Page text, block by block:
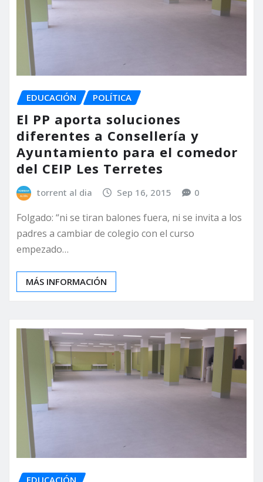
EDUCACIÓN POLÍTICA
El PP aporta soluciones
diferentes a Consellería y
Ayuntamiento para el comedor
del CEIP Les Terretes
torrent al dia Sep 16, 2015 0
Folgado: “ni se tiran balones fuera, ni se invita a los
padres a cambiar de colegio con el curso
empezado…
MÁS INFORMACIÓN
EDUCACIÓN